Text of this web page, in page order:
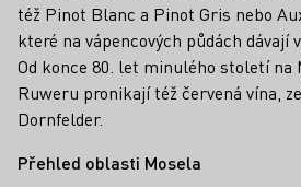
též Pinot Blanc a Pinot Gris nebo
které na vápencových půdách dávají
Od konce 80. let minulého století na
Ruweru pronikají též červená vína,
Dornfelder.
Přehled oblasti Mosela